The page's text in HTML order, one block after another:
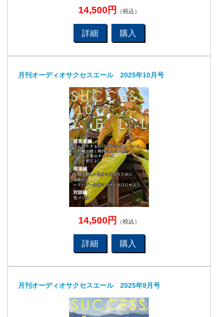
14,500円 （税込）
詳細 購入
月刊オーディオサクセスエール 2025年10月号
14,500円 （税込）
詳細 購入
月刊オーディオサクセスエール 2025年9月号